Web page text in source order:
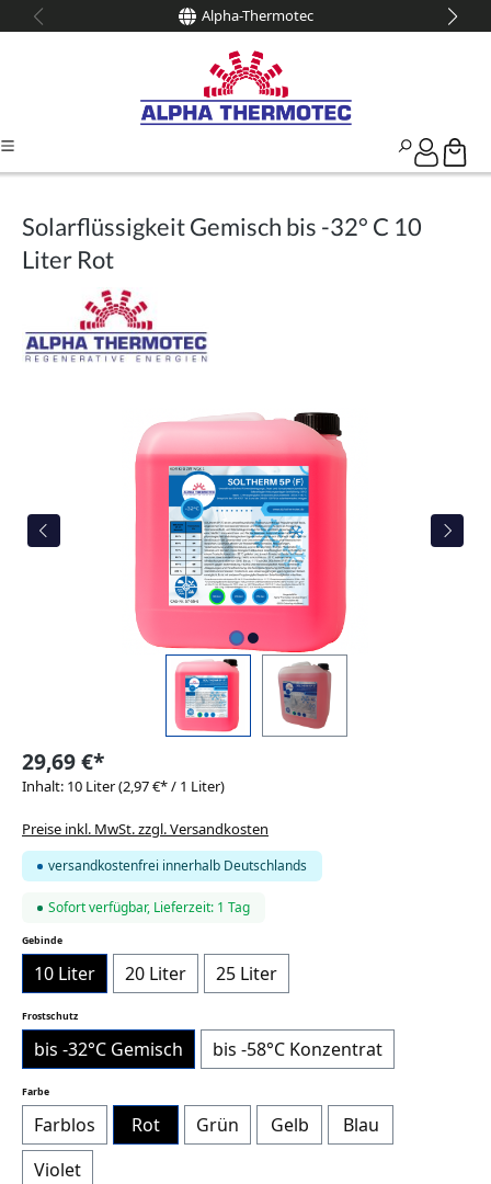
springen Alpha-Thermotec
Solarflüssigkeit Gemisch bis -32° C 10
Liter Rot
Bildergalerie überspringen
29,69 €*
Inhalt: 10 Liter(2,97 €* / 1 Liter)
Preise inkl. MwSt. zzgl. Versandkosten
versandkostenfrei innerhalb Deutschlands
Sofort verfügbar, Lieferzeit: 1 Tag
Gebindeauswählen
10 Liter 20 Liter 25 Liter
Frostschutzauswählen
bis -32°C Gemisch bis -58°C Konzentrat
Farbeauswählen
Farblos Rot Grün Gelb
Blau
Violet